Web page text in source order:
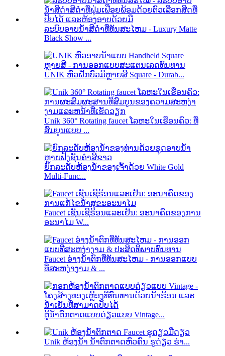
ລະ​ບົບ​ອາບ​ນ​້​ໍາ​ສີ​ດໍາ​ທີ່​ທັນ​ສະ​ໄຫມ - Luxury Matte
Black Show ...
UNIK ຫົວຝັກບົວມືຫຼາຍສີ Square - Durab...
Unik 360° Rotating faucet ໂລຫະໃນເຮືອນຄົວ: ທີ່
ສົມບູນແບບ ...
ຍົກລະດັບຫ້ອງນ້ຳຂອງເຈົ້າດ້ວຍ White Gold
Multi-Func...
Faucet ເຊັນເຊີຮ້ອນແລະເຢັນ: ອະນາຄົດຂອງການ
ອະນາໄມ W...
Faucet ອ່າງນ້ໍາຕົກທີ່ທັນສະໄຫມ - ການອອກແບບ
ທີ່ສະຫງ່າງາມ & ...
ຕູ້ນ້ຳຕົກຕາດແບບດ່ຽວແບບ Vintage...
Unik ຫ້ອງນໍ້າ ນໍ້າຕົກຕາດຫົວຄົນ ຮູດ່ຽວ ຮ່າ...